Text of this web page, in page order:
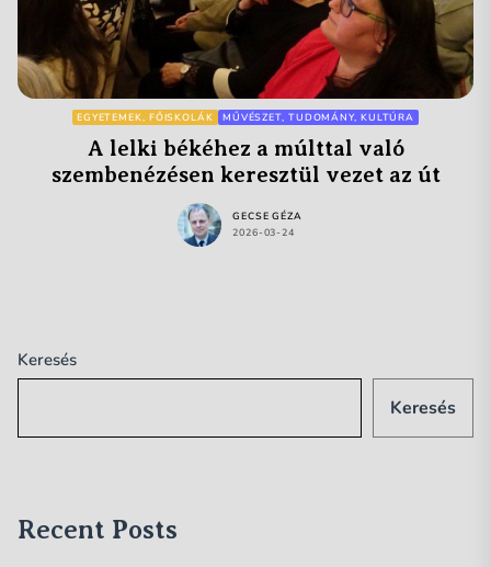
EGYETEMEK, FŐISKOLÁK MŰVÉSZET, TUDOMÁNY, KULTÚRA
A lelki békéhez a múlttal való
szembenézésen keresztül vezet az út
GECSE GÉZA
2026-03-24
Keresés
Keresés
Recent Posts